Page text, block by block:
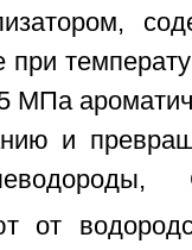
при
МПа
и
от